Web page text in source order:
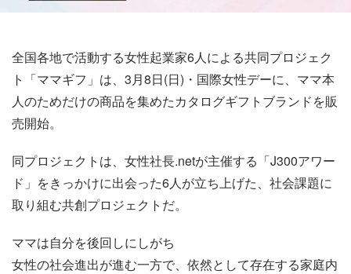
全国各地で活動する女性起業家6人による共同プロジェク
ト「ママギフ」は、3月8日(日)・国際女性デーに、ママ本
人のためだけの商品を集めたカタログギフトブランドを販
売開始。
同プロジェクトは、女性社長.netが主催する「J300アワー
ド」をきっかけに出会った6人が立ち上げた、社会課題に
取り組む共創プロジェクトだ。
ママは自分を後回しにしがち
女性の社会進出が進む一方で、依然として存在する家庭内